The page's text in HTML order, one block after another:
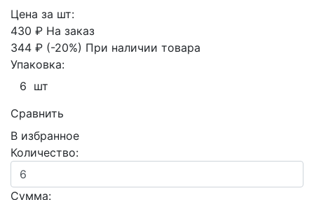
Цена за шт:
430 ₽ На заказ
344 ₽ (-20%) При наличии товара
Упаковка:
6 шт
Сравнить
В избранное
Количество:
Сумма: